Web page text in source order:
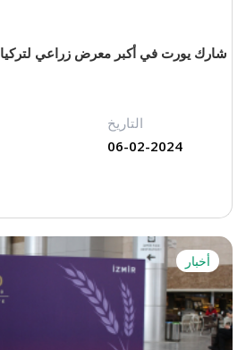
شارك يورت في أكبر معرض زراعي لتركيا
التاريخ
06-02-2024
أخبار